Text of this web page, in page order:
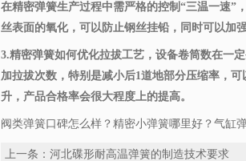
在精密弹簧生产过程中需严格的控制“三温一速”
丝表面的氧化，可以防止钢丝挂铅，同时可以加
3.精密弹簧如何优化拉拔工艺，设备卷筒数在一
加拉拔次数，特别是减小后1道地部分压缩率，
升，产品合格率会很大程度上的提高。
阀类弹簧口碑怎么样？精密小弹簧哪里好？气缸
上一条： 河北碟形耐高温弹簧的制造技术要求